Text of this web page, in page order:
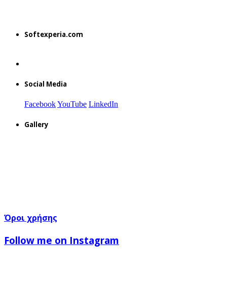
Softexperia.com
Social Media
FacebookYouTube LinkedIn
Gallery
Όροι χρήσης
Follow me on Instagram